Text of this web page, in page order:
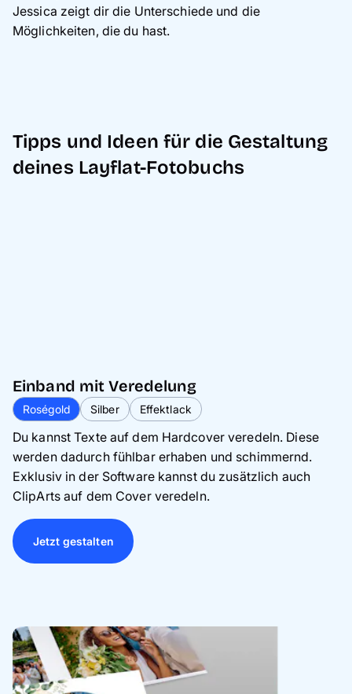
Jessica zeigt dir die Unterschiede und die
Möglichkeiten, die du hast.
Tipps und Ideen für die Gestaltung
deines Layflat-Fotobuchs
Einband mit Veredelung
Roségold Silber Effektlack
Du kannst Texte auf dem Hardcover veredeln. Diese
werden dadurch fühlbar erhaben und schimmernd.
Exklusiv in der Software kannst du zusätzlich auch
ClipArts auf dem Cover veredeln.
Jetzt gestalten